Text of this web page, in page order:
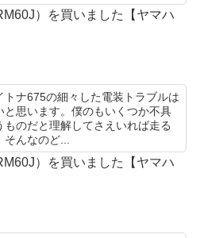
）を買いました【ヤマハ
トナ675の細々した電装トラブルは
と思います。僕のもいくつか不具
のだと理解してさえいれば走る
んなのど...
）を買いました【ヤマハ